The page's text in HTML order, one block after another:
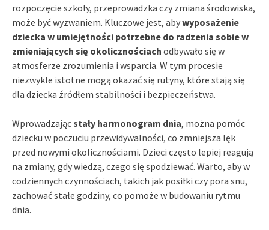
rozpoczęcie szkoły, przeprowadzka czy zmiana środowiska,
może być wyzwaniem. Kluczowe jest, abywyposażenie
dziecka w umiejętności potrzebne do radzenia sobie w
zmieniających się okolicznościach odbywało się w
atmosferze zrozumienia i wsparcia. W tym procesie
niezwykle istotne mogą okazać się rutyny, które stają się
dla dziecka źródłem stabilności i bezpieczeństwa.
Wprowadzającstały harmonogram dnia, można pomóc
dziecku w poczuciu przewidywalności, co zmniejsza lęk
przed nowymi okolicznościami. Dzieci często lepiej reagują
na zmiany, gdy wiedzą, czego się spodziewać. Warto, aby w
codziennych czynnościach, takich jak posiłki czy pora snu,
zachować stałe godziny, co pomoże w budowaniu rytmu
dnia.